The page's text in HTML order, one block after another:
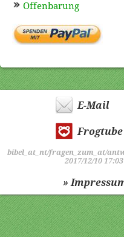
Offenbarung
E-Mail
Frogtube
bibel_at_nt/fragen_zum_at/
2017/12/10
»